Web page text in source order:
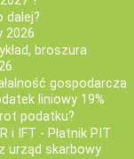
dalej?
2026
broszura
gospodarcza
liniowy 19%
podatku?
i IFT - Płatnik PIT
urząd skarbowy